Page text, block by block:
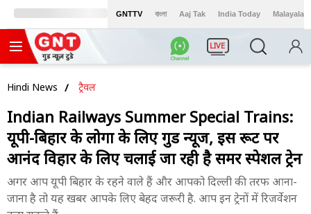
GNTTV বাংলা Aaj Tak India Today Malayalam
LIVE
Hindi News ट्रैवल
Indian Railways Summer Special Trains:
यूपी-बिहार के लोगों के लिए गुड न्यूज, इस रूट पर
आनंद विहार के लिए चलाई जा रही है समर स्पेशल ट्रेनें
अगर आप यूपी बिहार के रहने वाले हैं और आपको दिल्ली की तरफ आना-
जाना है तो यह खबर आपके लिए बेहद जरूरी है. आप इन ट्रेनों में रिजर्वेशन